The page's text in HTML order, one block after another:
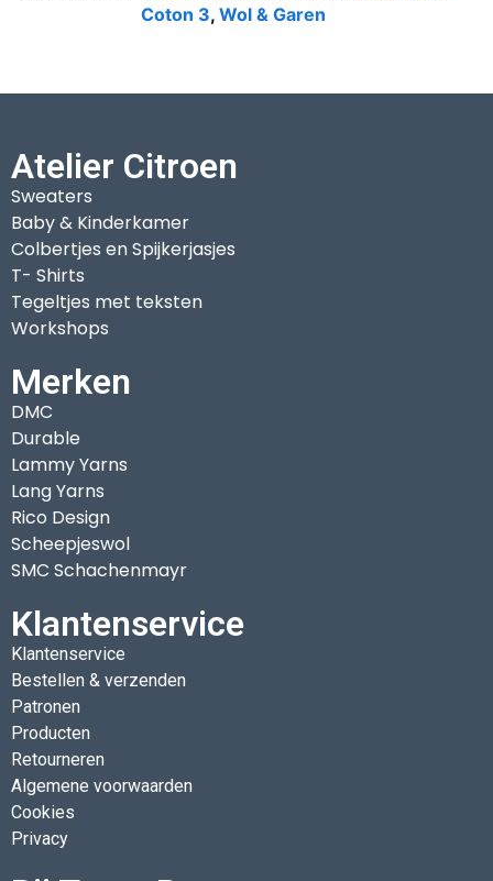
Coton 3, Wol & Garen
Atelier Citroen
Sweaters
Baby & Kinderkamer
Colbertjes en Spijkerjasjes
T- Shirts
Tegeltjes met teksten
Workshops
Merken
DMC
Durable
Lammy Yarns
Lang Yarns
Rico Design
Scheepjeswol
SMC Schachenmayr
Klantenservice
Klantenservice
Bestellen & verzenden
Patronen
Producten
Retourneren
Algemene voorwaarden
Cookies
Privacy